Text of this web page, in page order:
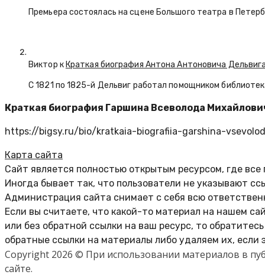
Премьера состоялась на сцене Большого театра в
Виктор к Краткая биография Антона Антоновича
С 1821 по 1825-й Дельвиг работал помощником
Краткая биография Гаршина Всеволода
https://bigsy.ru/bio/kratkaia-biografiia-garshina-
Карта сайта
Сайт является полностью открытым ресурсом, где
Иногда бывает так, что пользователи не указывают
Администрация сайта снимает с себя всю
Если вы считаете, что какой-то материал на нашем
или без обратной ссылки на ваш ресурс, то
обратные ссылки на материалы либо удаляем их, если
Copyright 2026 © При использовании материалов в
сайте.